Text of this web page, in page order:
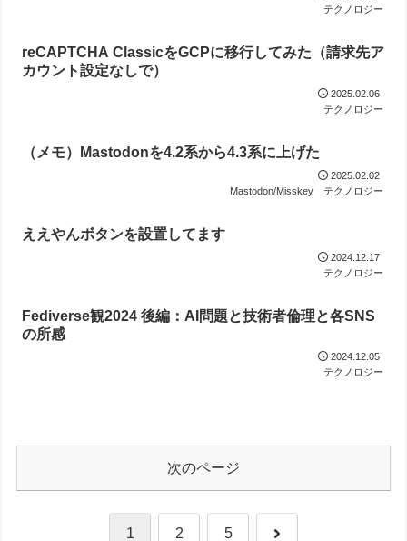
テクノロジー
reCAPTCHA ClassicをGCPに移行してみた（請求先ア
カウント設定なしで）
2025.02.06
テクノロジー
（メモ）Mastodonを4.2系から4.3系に上げた
2025.02.02
Mastodon/Misskey
テクノロジー
ええやんボタンを設置してます
2024.12.17
テクノロジー
Fediverse観2024 後編：AI問題と技術者倫理と各SNS
の所感
2024.12.05
テクノロジー
次のページ
1 2 5 次